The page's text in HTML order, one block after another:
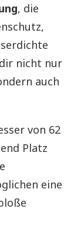
, die
nicht nur
auch
von 62
Platz
eine